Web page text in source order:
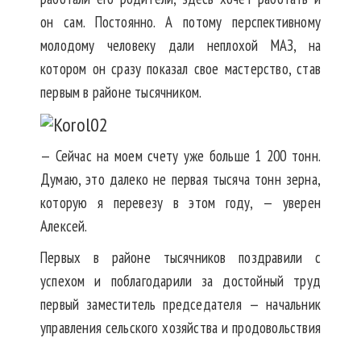
он сам. Постоянно. А потому перспективному
молодому человеку дали неплохой МАЗ, на
котором он сразу показал свое мастерство, став
первым в районе тысячником.
— Сейчас на моем счету уже больше 1 200 тонн.
Думаю, это далеко не первая тысяча тонн зерна,
которую я перевезу в этом году, — уверен
Алексей.
Первых в районе тысячников поздравили с
успехом и поблагодарили за достойный труд
первый заместитель председателя — начальник
управления сельского хозяйства и продовольствия